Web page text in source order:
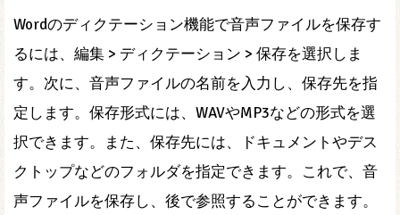
Wordのディクテーション機能で音声ファイルを保存す
るには、編集 > ディクテーション > 保存を選択しま
す。次に、音声ファイルの名前を入力し、保存先を指
定します。保存形式には、WAVやMP3などの形式を選
択できます。また、保存先には、ドキュメントやデス
クトップなどのフォルダを指定できます。これで、音
声ファイルを保存し、後で参照することができます。